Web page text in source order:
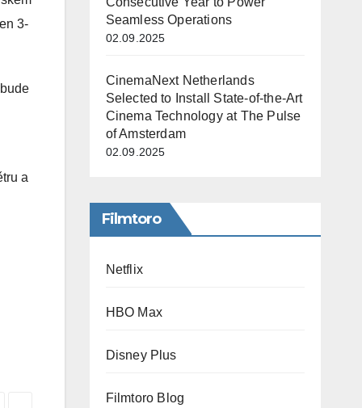
3-
a
Seamless Operations
02.09.2025
CinemaNext Netherlands
Selected to Install State-of-the-Art
Cinema Technology at The Pulse
of Amsterdam
02.09.2025
Filmtoro
Netflix
HBO Max
Disney Plus
Filmtoro Blog